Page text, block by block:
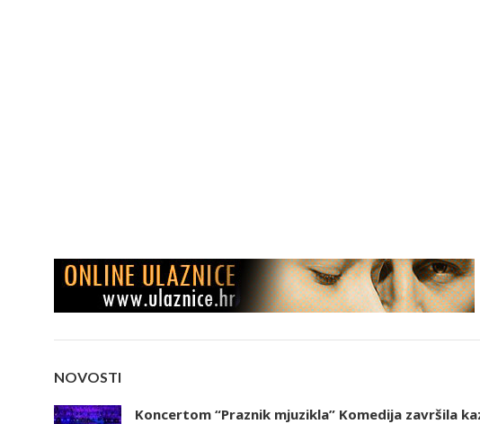
NOVOSTI
Koncertom “Praznik mjuzikla” Komedija završila